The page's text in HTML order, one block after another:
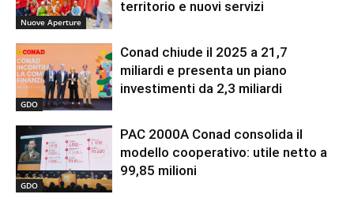
Nuove Aperture
territorio e nuovi servizi
GDO
Conad chiude il 2025 a 21,7
miliardi e presenta un piano
investimenti da 2,3 miliardi
GDO
PAC 2000A Conad consolida il
modello cooperativo: utile netto a
99,85 milioni